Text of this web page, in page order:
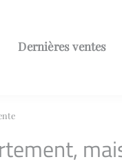
Dernières ventes